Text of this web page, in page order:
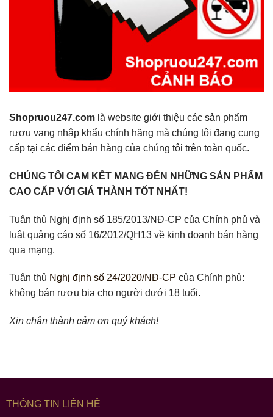
Shopruou247.com là website giới thiệu các sản phẩm
rượu vang nhập khẩu chính hãng mà chúng tôi đang cung
cấp tại các điểm bán hàng của chúng tôi trên toàn quốc.
CHÚNG TÔI CAM KẾT MANG ĐẾN NHỮNG SẢN PHẨM
CAO CẤP VỚI GIÁ THÀNH TỐT NHẤT!
Tuân thủ Nghị định số 185/2013/NĐ-CP của Chính phủ và
luật quảng cáo số 16/2012/QH13 về kinh doanh bán hàng
qua mạng.
Tuân thủ Nghị định số 24/2020/NĐ-CP của Chính phủ:
không bán rượu bia cho người dưới 18 tuổi.
Xin chân thành cảm ơn quý khách!
THÔNG TIN LIÊN HỆ